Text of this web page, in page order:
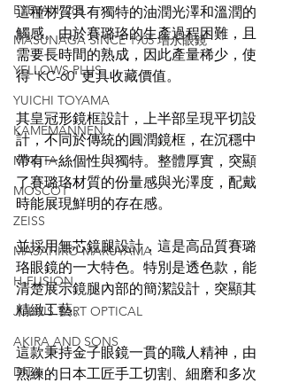
EYEVAN7285
MASUNAGA SINCE 1905 增永眼鏡
YELLOWS PLUS
YUICHI TOYAMA
KAMEMANNEN
MYKITA
MOSCOT
ZEISS
MASAHIRO MARUYAMA
H-FUSION
JULIUS TART OPTICAL
AKIRA AND SONS
DITA
這種材質具有獨特的油潤光澤和溫潤的
觸感。由於賽璐珞的生產過程困難，且
需要長時間的熟成，因此產量稀少，使
得 'KC-60' 更具收藏價值。
其皇冠形鏡框設計，上半部呈現平切設
計，不同於傳統的圓潤鏡框，在沉穩中
帶有一絲個性與獨特。整體厚實，突顯
了賽璐珞材質的份量感與光澤度，配戴
時能展現鮮明的存在感。
並採用無芯鏡腿設計，這是高品質賽璐
珞眼鏡的一大特色。特別是透色款，能
清楚展示鏡腿內部的簡潔設計，突顯其
精緻工藝。
這款秉持金子眼鏡一貫的職人精神，由
熟練的日本工匠手工切割、細磨和多次